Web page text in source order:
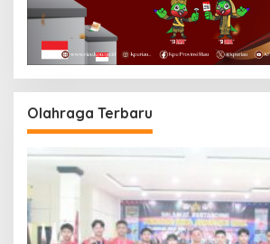
Olahraga Terbaru